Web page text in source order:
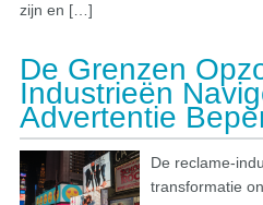
zijn en […]
De Grenzen
Industrieën
Advertentie
De reclame-
transformatie